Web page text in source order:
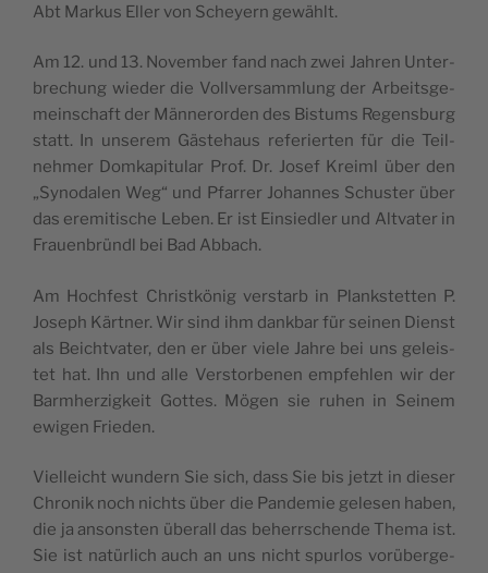
Abt Mar­kus Eller von Sche­yern gewählt.
Am 12. und 13. Novem­ber fand nach zwei Jah­ren Unter­
bre­chung wie­der die Voll­ver­samm­lung der Arbeits­ge­
mein­schaft der Män­ner­or­den des Bis­tums Regens­burg
statt. In unse­rem Gäs­te­haus refe­rier­ten für die Teil­
neh­mer Dom­ka­pi­tu­lar Prof. Dr. Josef Kreiml über den
„Syn­oda­len Weg“ und Pfar­rer Johan­nes Schus­ter über
das ere­mi­ti­sche Leben. Er ist Ein­sied­ler und Alt­va­ter in
Frau­en­bründl bei Bad Abbach.
Am Hoch­fest Christ­kö­nig ver­starb in Plank­stet­ten P.
Joseph Kärt­ner. Wir sind ihm dank­bar für sei­nen Dienst
als Beicht­va­ter, den er über vie­le Jah­re bei uns geleis­
tet hat. Ihn und alle Ver­stor­be­nen emp­feh­len wir der
Barm­her­zig­keit Got­tes. Mögen sie ruhen in Sei­nem
ewi­gen Frieden.
Viel­leicht wun­dern Sie sich, dass Sie bis jetzt in die­ser
Chro­nik noch nichts über die Pan­de­mie gele­sen haben,
die ja ansons­ten über­all das beherr­schen­de The­ma ist.
Sie ist natür­lich auch an uns nicht spur­los vor­über­ge­